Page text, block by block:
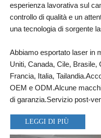
esperienza lavorativa sul
controllo di qualità e un
una tecnologia di sorgente
Abbiamo esportato laser in
Uniti, Canada, Cile, Brasile,
Francia, Italia,
OEM e ODM.Alcune
di garanzia.Servizio post-
LEGGI DI PIÙ